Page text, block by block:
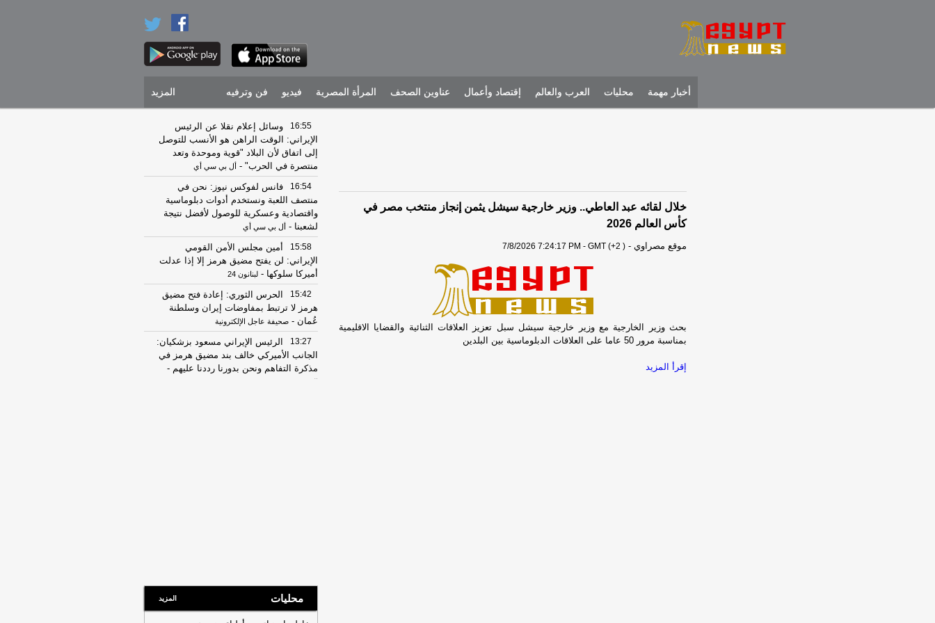
أخبار مهمة محليات العرب والعالم إقتصاد وأعمال عناوين الصحف المرأة المصرية فيديو فن وترفيه المزيد
خلال لقائه عبد العاطي.. وزير خارجية سيشل يثمن إنجاز منتخب مصر في
كأس العالم 2026
موقع مصراوي -
7/8/2026 7:24:17 PM - GMT (+2 )
بحث وزير الخارجية مع وزير خارجية سيشل سبل تعزيز العلاقات الثنائية والقضايا الاقليمية
بمناسبة مرور 50 عاما على العلاقات الدبلوماسية بين البلدين
إقرأ المزيد
16:55
وسائل إعلام نقلا عن الرئيس
الإيراني: الوقت الراهن هو الأنسب للتوصل
إلى اتفاق لأن البلاد "قوية وموحدة وتعد
منتصرة في الحرب" - أل بي سي أي
16:54
فانس لفوكس نيوز: نحن في
منتصف اللعبة ونستخدم أدوات دبلوماسية
واقتصادية وعسكرية للوصول لأفضل نتيجة
لشعبنا - أل بي سي أي
15:58
أمين مجلس الأمن القومي
الإيراني: لن يفتح مضيق هرمز إلا إذا عدلت
أميركا سلوكها - لبنانون 24
15:42
الحرس الثوري: إعادة فتح مضيق
هرمز لا ترتبط بمفاوضات إيران وسلطنة
عُمان - صحيفة عاجل الإلكترونية
13:27
الرئيس الإيراني مسعود بزشكيان:
الجانب الأميركي خالف بند مضيق هرمز في
مذكرة التفاهم ونحن بدورنا رددنا عليهم -
الجديد
08:18
عناوين الصحف المصرية ليوم
الأربعاء 05-08-2026
19:31
ضبط المتهم بالنصب على
محليات المزيد